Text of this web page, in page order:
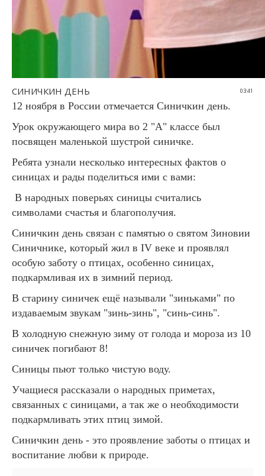
03:41
СИНИЧКИН ДЕНЬ
12 ноября в России отмечается Синичкин день.
Урок окружающего мира во 2 "А" классе был
посвящен маленькой шустрой синичке.
Ребята узнали несколько интересных фактов о
синицах и рады поделиться ими с вами:
В народных поверьях синицы считались
символами счастья и благополучия.
Синичкин день связан с памятью о святом Зиновии
Синичнике, который жил в IV веке и проявлял
особую заботу о птицах, особенно синицах,
подкармливая их в зимний период.
В старину синичек ещё называли "зиньками" по
издаваемым звукам "зинь-зинь", "синь-синь".
В холодную снежную зиму от голода и мороза из 10
синичек погибают 8!
Синицы пьют только чистую воду.
Учащиеся рассказали о народных приметах,
связанных с синицами, а так же о необходимости
подкармливать этих птиц зимой.
Синичкин день - это проявление заботы о птицах и
воспитание любви к природе.